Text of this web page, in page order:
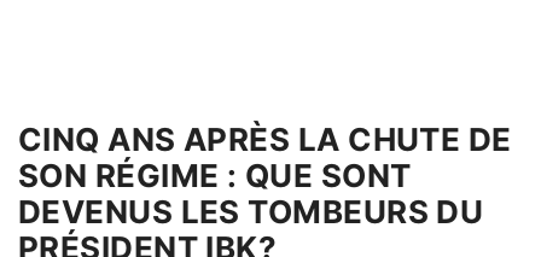
CINQ ANS APRÈS LA CHUTE DE
SON RÉGIME : QUE SONT
DEVENUS LES TOMBEURS DU
PRÉSIDENT IBK?